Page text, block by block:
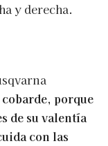
y derecha.
porque
de su valentía
con las